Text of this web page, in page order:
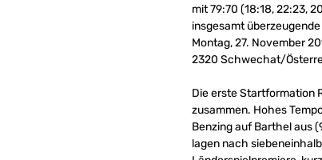
mit 79:70 (18:18, 22:23,
insgesamt
Montag, 27. November
2320 Schwechat/
Die erste Startformation
zusammen. Hohes
Benzing auf Barthel aus
lagen nach